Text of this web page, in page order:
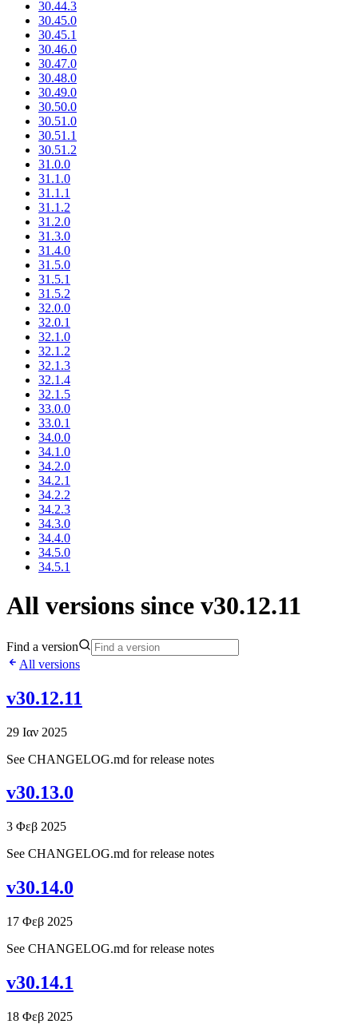
30.44.3
30.45.0
30.45.1
30.46.0
30.47.0
30.48.0
30.49.0
30.50.0
30.51.0
30.51.1
30.51.2
31.0.0
31.1.0
31.1.1
31.1.2
31.2.0
31.3.0
31.4.0
31.5.0
31.5.1
31.5.2
32.0.0
32.0.1
32.1.0
32.1.2
32.1.3
32.1.4
32.1.5
33.0.0
33.0.1
34.0.0
34.1.0
34.2.0
34.2.1
34.2.2
34.2.3
34.3.0
34.4.0
34.5.0
34.5.1
All versions since v30.12.11
Find a version
All versions
v30.12.11
29 Ιαν 2025
See CHANGELOG.md for release notes
v30.13.0
3 Φεβ 2025
See CHANGELOG.md for release notes
v30.14.0
17 Φεβ 2025
See CHANGELOG.md for release notes
v30.14.1
18 Φεβ 2025